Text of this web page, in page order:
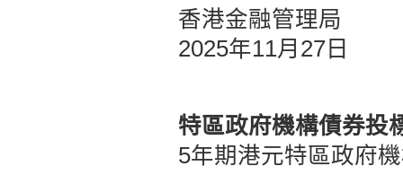
香港金融管理局
2025年11月27日
特區政府機構債券投
5年期港元特區政府